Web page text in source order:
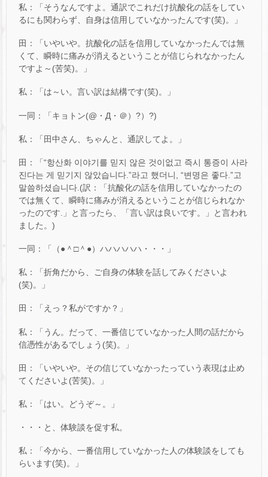
私：「そうなんですよ。通訳でこれだけ抗酸化の話をしてい
るにも関わらず、自身は信用していなかったんです(笑)。」
田：「いやいや。抗酸化の話を信用していなかったんでは無
くて、瞬時に痛みが消えるということが信じられなかったん
ですよ～(苦笑)。」
私：「は～い。言い訳は結構です(笑)。」
一同：「キョトン(@・Д・＠）?）?)
私：「田中さん、ちゃんと、通訳してよ。」
田：「“항산화 이야기를 믿지 않은 것이없고 즉시 통증이 사라
진다는 게 믿기지 않았습니다.”라고 했더니, “변명은 좋다.”고
말씀하셨습니다.(訳：「抗酸化の話を信用していなかったの
では無くて、瞬時に痛みが消えるということが信じられなか
ったのです.」と言ったら、「言い訳は良いです。」と言われ
ました。)
一同：「（●＾□＾●）ハハハハハ・・・」
私：「折角だから、ご自身の体験を話してみくださいよ
(笑)。」
田：「えっ？私がですか？」
私：「うん。だって、一番信じていなかった人間の話だから
信憑性があるでしょう(笑)。」
田：「いやいや。その信じていなかったっていう表現は止め
てくださいよ(苦笑)。」
私：「はい。どうぞ～。」
・・・と、体験談を促す私。
私：「今から、一番信用していなかった人の体験談をしても
らいます(笑)。」